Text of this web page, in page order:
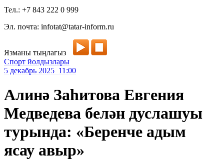
Тел.: +7 843 222 0 999
Эл. почта: infotat@tatar-inform.ru
Язманы тыңлагыз
Спорт йолдызлары
5 декабрь 2025 11:00
Алинә Заһитова Евгения
Медведева белән дуслашуы
турында: «Беренче адым
ясау авыр»